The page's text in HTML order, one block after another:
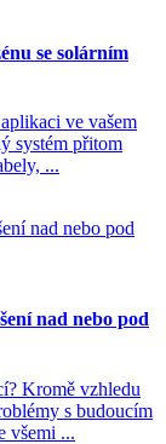
se solárním
ve vašem
systém přitom
...
nad nebo pod
Kromě vzhledu
s budoucím
všemi ...